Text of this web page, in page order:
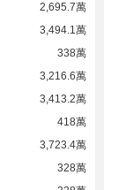
2,695.7萬
3,494.1萬
338萬
3,216.6萬
3,413.2萬
418萬
3,723.4萬
328萬